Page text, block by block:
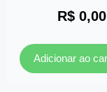
R$ 0,00
Adicionar ao